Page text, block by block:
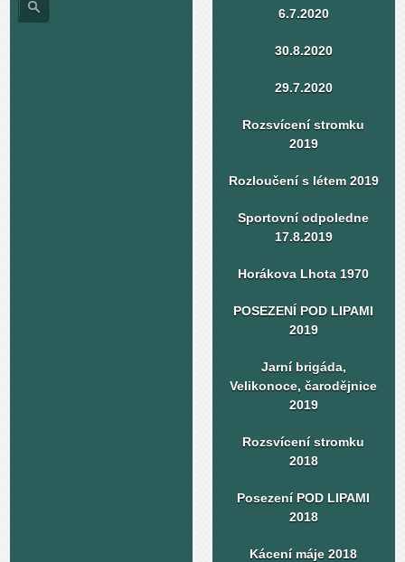
6.7.2020
30.8.2020
29.7.2020
Rozsvícení stromku
2019
Rozloučení s létem 2019
Sportovní odpoledne
17.8.2019
Horákova Lhota 1970
POSEZENÍ POD LIPAMI
2019
Jarní brigáda,
Velikonoce, čarodějnice
2019
Rozsvícení stromku
2018
Posezení POD LIPAMI
2018
Kácení máje 2018